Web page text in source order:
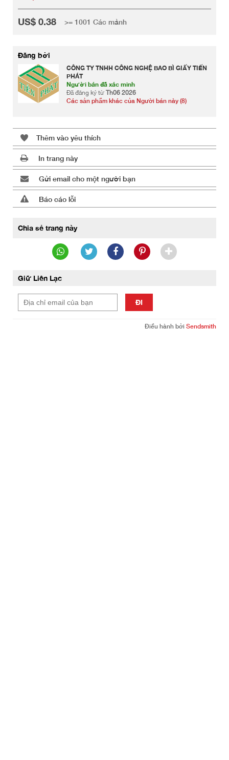
US$ 0.38 >= 1001 Các mảnh
Đăng bởi
CÔNG TY TNHH CÔNG NGHỆ BAO BÌ GIẤY TIẾN
PHÁT
Người bán đã xác minh
Đã đăng ký từ Th06 2026
Các sản phẩm khác của Người bán này (8)
Thêm vào yêu thích
In trang này
Gửi email cho một người bạn
Báo cáo lỗi
Chia sẻ trang này
Giữ Liên Lạc
ĐI
Điều hành bởi Sendsmith